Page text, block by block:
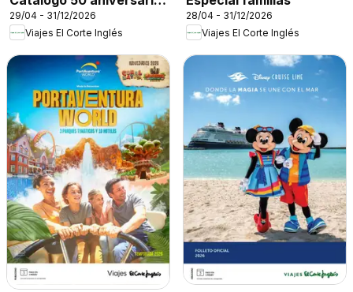
Tourmundial
29/04 - 31/12/2026
Viajes El Corte Inglés
28/04 - 31/12/2026
Viajes El Corte Inglés